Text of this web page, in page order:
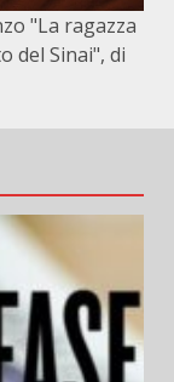
"La ragazza
del Sinai", di